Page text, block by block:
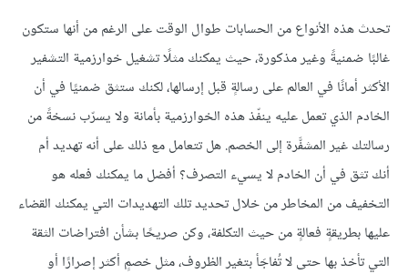
تحدث هذه الأنواع من الحسابات طوال الوقت على الرغم من أنها ستكون
غالبًا ضمنيةً وغير مذكورة، حيث يمكنك مثلًا تشغيل خوارزمية التشفير
الأكثر أمانًا في العالم على رسالةٍ قبل إرسالها، لكنك ستثق ضمنيًا في أن
الخادم الذي تعمل عليه ينفّذ هذه الخوارزمية بأمانة ولا يسرّب نسخةً من
رسالتك غير المشفَّرة إلى الخصم. هل تتعامل مع ذلك على أنه تهديد أم
أنك تثق في أن الخادم لا يسيء التصرف؟ أفضل ما يمكنك فعله هو
التخفيف من المخاطر من خلال تحديد تلك التهديدات التي يمكنك القضاء
عليها بطريقةٍ فعالةٍ من حيث التكلفة، وكن صريحًا بشأن افتراضات الثقة
التي تأخذ بها حتى لا تُفاجَأ بتغير الظروف، مثل خصمٍ أكثر إصرارًا أو